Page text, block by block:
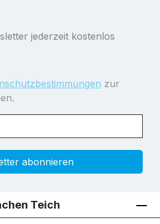
jederzeit kostenlos
zur
abonnieren
Teich